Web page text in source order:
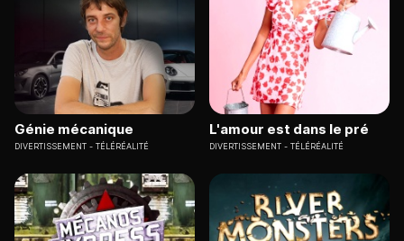
Génie mécanique
DIVERTISSEMENT TÉLÉRÉALITÉ
L'amour est dans le pré
DIVERTISSEMENT TÉLÉRÉALITÉ